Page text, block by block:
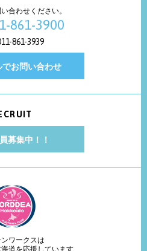
合わせください。
861-3900
861-3939
でお問い合わせ
募集中！！
ワークスは
海道を応援しています